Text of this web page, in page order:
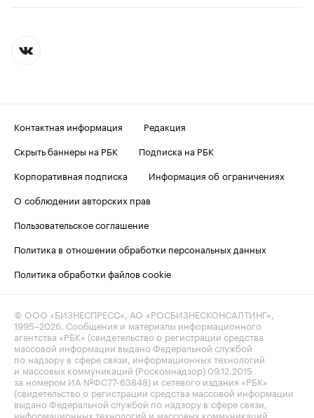
Контактная информация
Редакция
Скрыть баннеры на РБК
Подписка на РБК
Корпоративная подписка
Информация об ограничениях
О соблюдении авторских прав
Пользовательское соглашение
Политика в отношении обработки персональных данных
Политика обработки файлов cookie
© ООО «БИЗНЕСПРЕСС», АО «РОСБИЗНЕСКОНСАЛТИНГ»,
1995–2026 . Сообщения и материалы информационного
агентства «РБК» (свидетельство о регистрации средства
массовой информации выдано Федеральной службой
по надзору в сфере связи, информационных технологий
и массовых коммуникаций (Роскомнадзор) 09.12.2015
за номером ИА №ФС77-63848) и сетевого издания «РБК»
(свидетельство о регистрации средства массовой информации
выдано Федеральной службой по надзору в сфере связи,
информационных технологий и массовых коммуникаций